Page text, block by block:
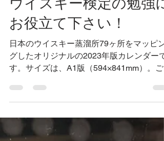
2023年2月6日
読了時間: 1分
ウイスキー検定の勉強に
お役立て下さい！
日本のウイスキー蒸溜所79ヶ所をマッピン
グしたオリジナルの2023年版カレンダーで
います。数量限定ですので、無くなり次第
終了となります。